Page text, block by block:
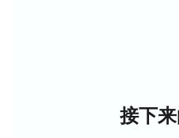
电子邀请函将在付款后尽
接下